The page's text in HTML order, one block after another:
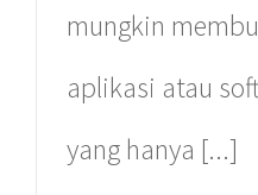
mungkin
aplikasi atau
yang hanya [...]
Serpong, Tangerang.
( 021 ) 2917 1182